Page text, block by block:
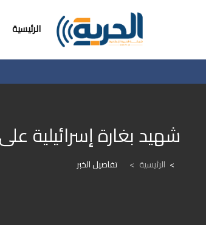
الرئيسية
شهيد بغارة إسرائيلية
الرئيسية > تفاصيل الخبر